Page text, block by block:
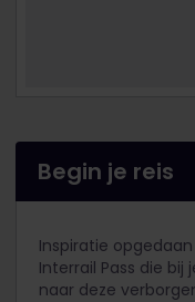
Begin je reis
Inspiratie
Interrail Pass die
naar deze